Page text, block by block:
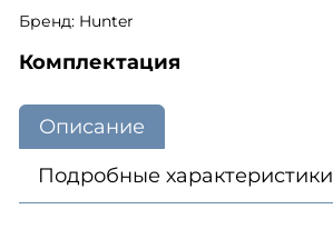
Бренд: Hunter
Комплектация
Описание
Подробные характеристики